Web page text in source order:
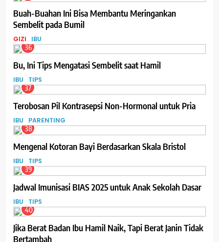
Buah-Buahan Ini Bisa Membantu Meringankan
Sembelit pada Bumil
GIZI IBU
36
Bu, Ini Tips Mengatasi Sembelit saat Hamil
IBU TIPS
37
Terobosan Pil Kontrasepsi Non-Hormonal untuk Pria
IBU PARENTING
38
Mengenal Kotoran Bayi Berdasarkan Skala Bristol
IBU TIPS
39
Jadwal Imunisasi BIAS 2025 untuk Anak Sekolah Dasar
IBU TIPS
40
Jika Berat Badan Ibu Hamil Naik, Tapi Berat Janin Tidak
Bertambah